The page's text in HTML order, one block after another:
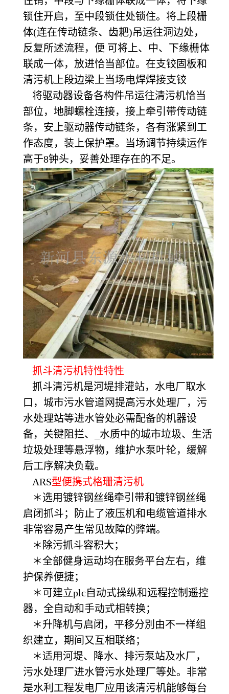
锁住开启，至中段锁住处锁住。将上段栅
体(连在传动链条、齿耙)吊运往洞边处，
反复所述流程，便 可将上、中、下缘栅体
联成一体，放进恰当部位。在支铰固板和
清污机上段边梁上当场电焊焊接支铰
将驱动器设备各构件吊运往清污机恰当
部位，地脚螺栓连接，接上牵引带传动链
条，安上驱动器传动链条，各有涨紧到工
作态度，装上保护罩。当场调节持续运作
高于8钟头，妥善处理存在的不足。
抓斗清污机特性特性
抓斗清污机是河堤排灌站，水电厂取水
口，城市污水管道网提高污水处理厂，污
水处理站等进水管处必需配备的机器设
备，关键阻拦、_水质中的城市垃圾、生活
垃圾处理等悬浮物，维护水泵叶轮，缓解
后工序解决负载。
ARS型便携式格珊清污机
＊选用镀锌钢丝绳牵引带和镀锌钢丝绳
启闭抓斗；防止了液压机和电缆管道排水
非常容易产生常见故障的弊端。
＊除污抓斗容积大；
＊全部健身运动均在服务平台左右，维
护保养便捷；
＊可建立plc自动式操纵和远程控制遥控
器，全自动和手动式相转换；
＊升降机与启闭，平移分別由不一样组
织建立，期间又互相联络；
＊适用河堤、降水、排污泵站及水厂，
污水处理厂进水管污水处理厂等处。非常
是水利工程发电厂应用该清污机能够每台